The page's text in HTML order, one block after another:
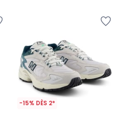
-15% DÈS 2*